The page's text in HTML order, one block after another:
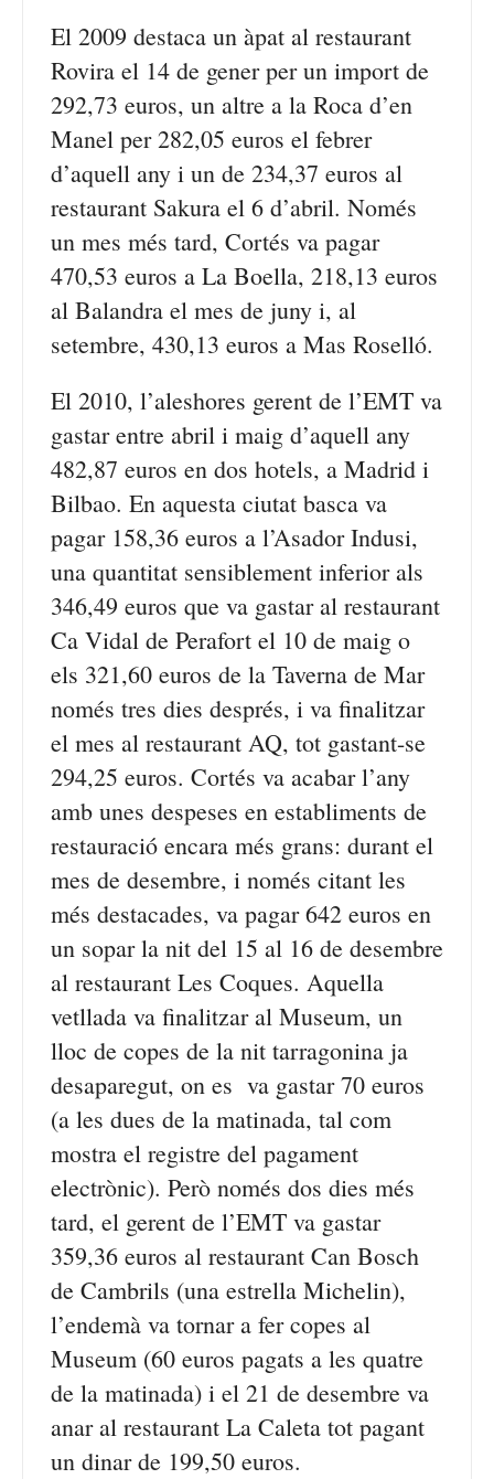
El 2009 destaca un àpat al restaurant
Rovira el 14 de gener per un import de
292,73 euros, un altre a la Roca d’en
Manel per 282,05 euros el febrer
d’aquell any i un de 234,37 euros al
restaurant Sakura el 6 d’abril. Només
un mes més tard, Cortés va pagar
470,53 euros a La Boella, 218,13 euros
al Balandra el mes de juny i, al
setembre, 430,13 euros a Mas Roselló.
El 2010, l’aleshores gerent de l’EMT va
gastar entre abril i maig d’aquell any
482,87 euros en dos hotels, a Madrid i
Bilbao. En aquesta ciutat basca va
pagar 158,36 euros a l’Asador Indusi,
una quantitat sensiblement inferior als
346,49 euros que va gastar al restaurant
Ca Vidal de Perafort el 10 de maig o
els 321,60 euros de la Taverna de Mar
només tres dies després, i va finalitzar
el mes al restaurant AQ, tot gastant-se
294,25 euros. Cortés va acabar l’any
amb unes despeses en establiments de
restauració encara més grans: durant el
mes de desembre, i només citant les
més destacades, va pagar 642 euros en
un sopar la nit del 15 al 16 de desembre
al restaurant Les Coques. Aquella
vetllada va finalitzar al Museum, un
lloc de copes de la nit tarragonina ja
desaparegut, on es va gastar 70 euros
(a les dues de la matinada, tal com
mostra el registre del pagament
electrònic). Però només dos dies més
tard, el gerent de l’EMT va gastar
359,36 euros al restaurant Can Bosch
de Cambrils (una estrella Michelin),
l’endemà va tornar a fer copes al
Museum (60 euros pagats a les quatre
de la matinada) i el 21 de desembre va
anar al restaurant La Caleta tot pagant
un dinar de 199,50 euros.